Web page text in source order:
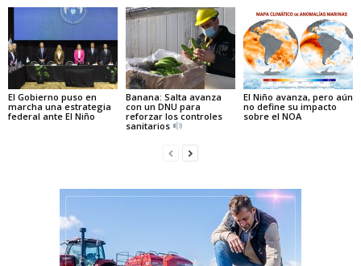
El Gobierno puso en
marcha una estrategia
federal ante El Niño
Banana: Salta avanza
con un DNU para
reforzar los controles
sanitarios
El Niño avanza, pero aún
no define su impacto
sobre el NOA